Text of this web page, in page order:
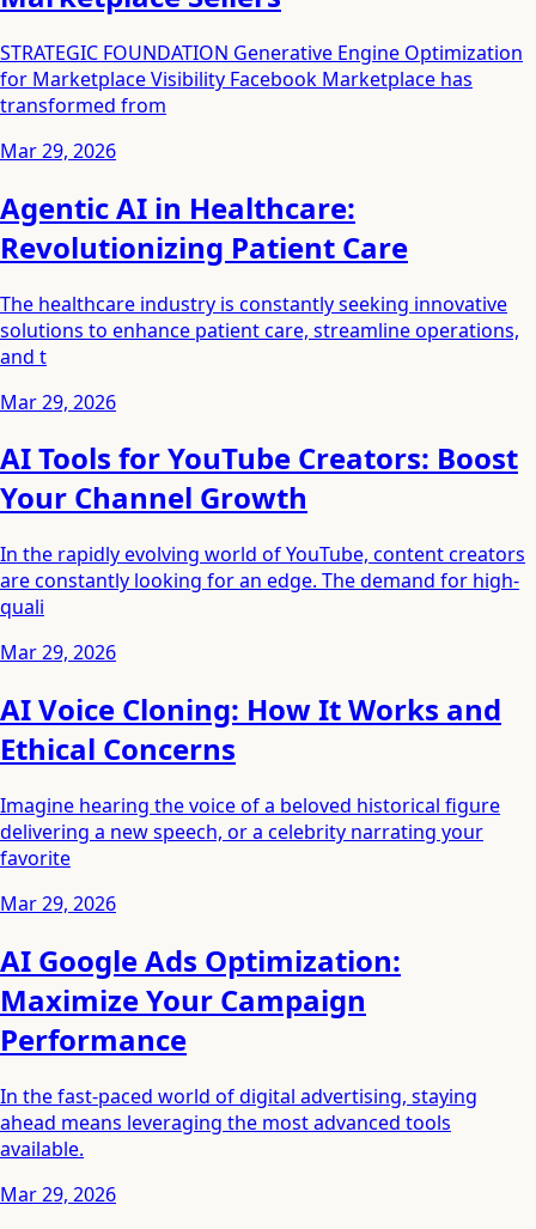
STRATEGIC FOUNDATION Generative Engine Optimization
for Marketplace Visibility Facebook Marketplace has
transformed from
Mar 29, 2026
Agentic AI in Healthcare:
Revolutionizing Patient Care
The healthcare industry is constantly seeking innovative
solutions to enhance patient care, streamline operations,
and t
Mar 29, 2026
AI Tools for YouTube Creators: Boost
Your Channel Growth
In the rapidly evolving world of YouTube, content creators
are constantly looking for an edge. The demand for high-
quali
Mar 29, 2026
AI Voice Cloning: How It Works and
Ethical Concerns
Imagine hearing the voice of a beloved historical figure
delivering a new speech, or a celebrity narrating your
favorite
Mar 29, 2026
AI Google Ads Optimization:
Maximize Your Campaign
Performance
In the fast-paced world of digital advertising, staying
ahead means leveraging the most advanced tools
available.
Mar 29, 2026